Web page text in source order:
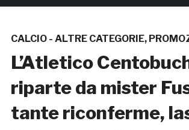
CALCIO - ALTRE CATEGORIE,
L’Atletico
riparte da mister
tante riconferme,